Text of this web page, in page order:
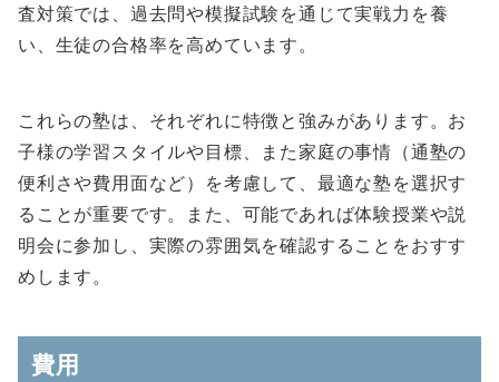
査対策では、過去問や模擬試験を通じて実戦力を養
い、生徒の合格率を高めています。
これらの塾は、それぞれに特徴と強みがあります。お
子様の学習スタイルや目標、また家庭の事情（通塾の
便利さや費用面など）を考慮して、最適な塾を選択す
ることが重要です。また、可能であれば体験授業や説
明会に参加し、実際の雰囲気を確認することをおすす
めします。
費用